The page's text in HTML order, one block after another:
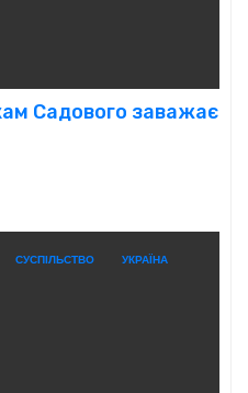
Садового заважає
СУСПІЛЬСТВО УКРАЇНА